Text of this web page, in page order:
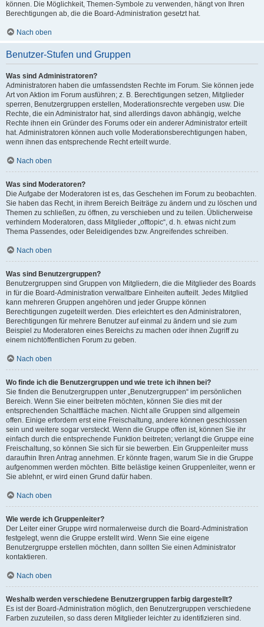
können. Die Möglichkeit, Themen-Symbole zu verwenden, hängt von Ihren
Berechtigungen ab, die die Board-Administration gesetzt hat.
Nach oben
Benutzer-Stufen und Gruppen
Was sind Administratoren?
Administratoren haben die umfassendsten Rechte im Forum. Sie können jede
Art von Aktion im Forum ausführen; z. B. Berechtigungen setzen, Mitglieder
sperren, Benutzergruppen erstellen, Moderationsrechte vergeben usw. Die
Rechte, die ein Administrator hat, sind allerdings davon abhängig, welche
Rechte ihnen ein Gründer des Forums oder ein anderer Administrator erteilt
hat. Administratoren können auch volle Moderationsberechtigungen haben,
wenn ihnen das entsprechende Recht erteilt wurde.
Nach oben
Was sind Moderatoren?
Die Aufgabe der Moderatoren ist es, das Geschehen im Forum zu beobachten.
Sie haben das Recht, in ihrem Bereich Beiträge zu ändern und zu löschen und
Themen zu schließen, zu öffnen, zu verschieben und zu teilen. Üblicherweise
verhindern Moderatoren, dass Mitglieder „offtopic“, d. h. etwas nicht zum
Thema Passendes, oder Beleidigendes bzw. Angreifendes schreiben.
Nach oben
Was sind Benutzergruppen?
Benutzergruppen sind Gruppen von Mitgliedern, die die Mitglieder des Boards
in für die Board-Administration verwaltbare Einheiten aufteilt. Jedes Mitglied
kann mehreren Gruppen angehören und jeder Gruppe können
Berechtigungen zugeteilt werden. Dies erleichtert es den Administratoren,
Berechtigungen für mehrere Benutzer auf einmal zu ändern und sie zum
Beispiel zu Moderatoren eines Bereichs zu machen oder ihnen Zugriff zu
einem nichtöffentlichen Forum zu geben.
Nach oben
Wo finde ich die Benutzergruppen und wie trete ich ihnen bei?
Sie finden die Benutzergruppen unter „Benutzergruppen“ im persönlichen
Bereich. Wenn Sie einer beitreten möchten, können Sie dies mit der
entsprechenden Schaltfläche machen. Nicht alle Gruppen sind allgemein
offen. Einige erfordern erst eine Freischaltung, andere können geschlossen
sein und weitere sogar versteckt. Wenn die Gruppe offen ist, können Sie ihr
einfach durch die entsprechende Funktion beitreten; verlangt die Gruppe eine
Freischaltung, so können Sie sich für sie bewerben. Ein Gruppenleiter muss
daraufhin Ihren Antrag annehmen. Er könnte fragen, warum Sie in die Gruppe
aufgenommen werden möchten. Bitte belästige keinen Gruppenleiter, wenn er
Sie ablehnt, er wird einen Grund dafür haben.
Nach oben
Wie werde ich Gruppenleiter?
Der Leiter einer Gruppe wird normalerweise durch die Board-Administration
festgelegt, wenn die Gruppe erstellt wird. Wenn Sie eine eigene
Benutzergruppe erstellen möchten, dann sollten Sie einen Administrator
kontaktieren.
Nach oben
Weshalb werden verschiedene Benutzergruppen farbig dargestellt?
Es ist der Board-Administration möglich, den Benutzergruppen verschiedene
Farben zuzuteilen, so dass deren Mitglieder leichter zu identifizieren sind.